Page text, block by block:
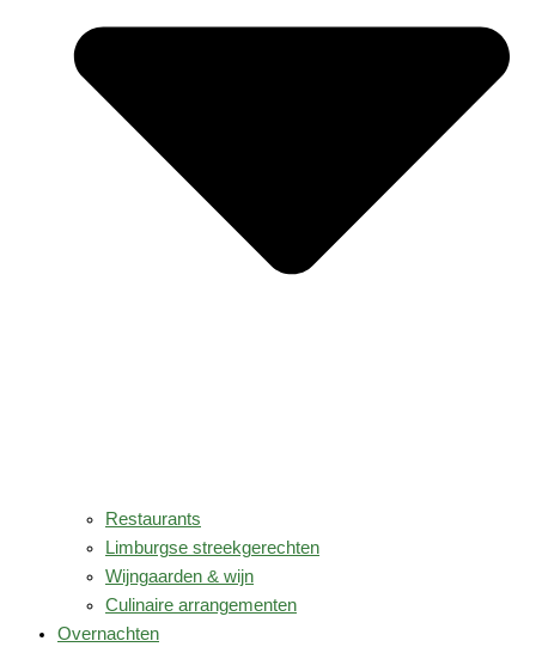
Restaurants
Limburgse streekgerechten
Wijngaarden & wijn
Culinaire arrangementen
Overnachten